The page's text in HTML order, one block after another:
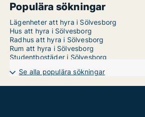
Populära sökningar
Lägenheter att hyra i Sölvesborg
Hus att hyra i Sölvesborg
Radhus att hyra i Sölvesborg
Rum att hyra i Sölvesborg
Studentbostäder i Sölvesborg
Se alla populära sökningar